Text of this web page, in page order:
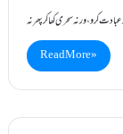
Read More »